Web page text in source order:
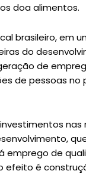
doa alimentos.
brasileiro, em
do
de
de pessoas no
nas
emprego de
efeito é